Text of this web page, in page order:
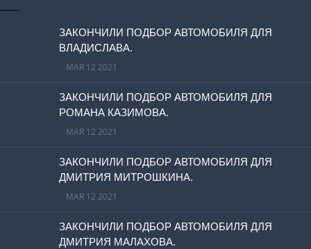
ЗАКОНЧИЛИ ПОДБОР АВТОМОБИЛЯ ДЛЯ
ВЛАДИСЛАВА.
MAR 12 2021
ЗАКОНЧИЛИ ПОДБОР АВТОМОБИЛЯ ДЛЯ
РОМАНА КАЗИМОВА.
MAR 12 2021
ЗАКОНЧИЛИ ПОДБОР АВТОМОБИЛЯ ДЛЯ
ДМИТРИЯ МИТРОШКИНА.
MAR 12 2021
ЗАКОНЧИЛИ ПОДБОР АВТОМОБИЛЯ ДЛЯ
ДМИТРИЯ МАЛАХОВА.